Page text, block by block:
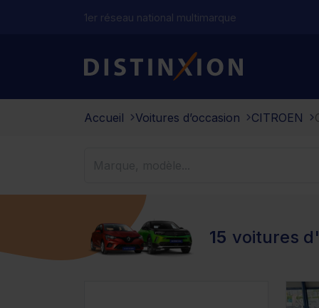
1er réseau national multimarque
Distinxion
Accueil Voitures d’occasion CITROEN
15 voitures